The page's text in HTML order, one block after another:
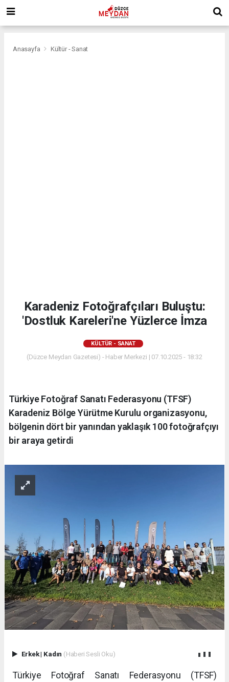
Anasayfa Kültür - Sanat
Karadeniz Fotoğrafçıları Buluştu:
'Dostluk Kareleri'ne Yüzlerce İmza
KÜLTÜR - SANAT
(Düzce Meydan Gazetesi) - Haber Merkezi | 07.10.2025 - 18:32
Türkiye Fotoğraf Sanatı Federasyonu (TFSF)
Karadeniz Bölge Yürütme Kurulu organizasyonu,
bölgenin dört bir yanından yaklaşık 100 fotoğrafçıyı
bir araya getirdi
Erkek| Kadın (Haberi Sesli Oku)
Türkiye Fotoğraf Sanatı Federasyonu (TFSF)